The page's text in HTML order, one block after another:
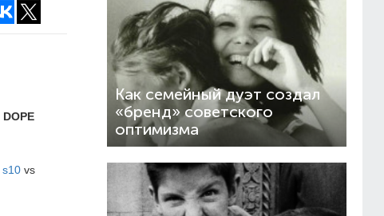
DOPE
s10 vs
Как семейный дуэт создал
«бренд» советского
оптимизма